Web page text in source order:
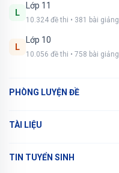
L
Lớp 11
10.324 đề thi • 381 bài giảng
L
Lớp 10
10.056 đề thi • 758 bài giảng
PHÒNG LUYỆN ĐỀ
TÀI LIỆU
TIN TUYỂN SINH